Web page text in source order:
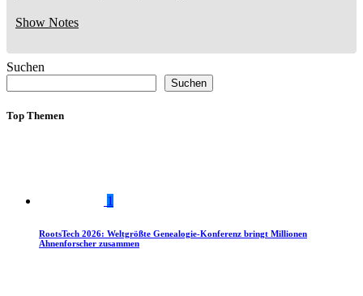
Show Notes
Suchen
Suchen
Top Themen
1
RootsTech 2026: Weltgrößte Genealogie-Konferenz bringt Millionen
Ahnenforscher zusammen